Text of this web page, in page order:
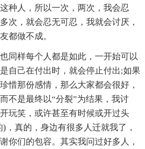
种人，所以一次，两次，我会忍
次，就会忍无可忍，我就会讨厌，
都做不成。
样每个人都是如此，一开始可以
自己在付出时，就会停止付出;如果
惜那份感情，那么大家都会很好，
不是最终以“分裂”为结果，我讨
玩笑，或许甚至有时候或开过头
，真的，身边有很多人迁就我了，
你们的包容。其实我问过好多人，